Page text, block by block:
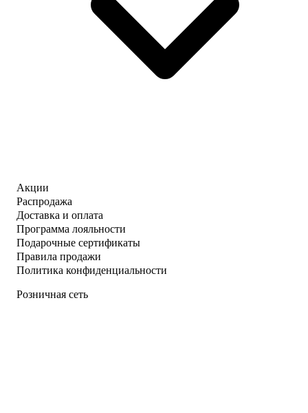
Акции
Распродажа
Доставка и оплата
Программа лояльности
Подарочные сертификаты
Правила продажи
Политика конфиденциальности
Розничная сеть